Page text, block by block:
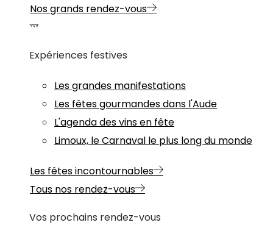
Nos grands rendez-vous
Expériences festives
Les grandes manifestations
Les fêtes gourmandes dans l'Aude
L'agenda des vins en fête
Limoux, le Carnaval le plus long du monde
Les fêtes incontournables
Tous nos rendez-vous
Vos prochains rendez-vous